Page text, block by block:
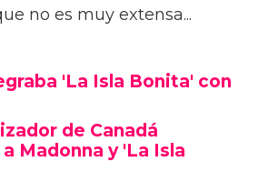
no es muy extensa...
'La Isla Bonita' con
de Canadá
Madonna y 'La Isla